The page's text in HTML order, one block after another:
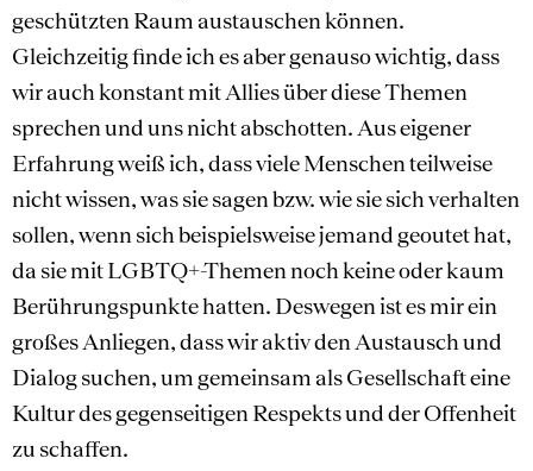
geschützten Raum austauschen können.
Gleichzeitig finde ich es aber genauso wichtig, dass
wir auch konstant mit Allies über diese Themen
sprechen und uns nicht abschotten. Aus eigener
Erfahrung weiß ich, dass viele Menschen teilweise
nicht wissen, was sie sagen bzw. wie sie sich verhalten
sollen, wenn sich beispielsweise jemand geoutet hat,
da sie mit LGBTQ+-Themen noch keine oder kaum
Berührungspunkte hatten. Deswegen ist es mir ein
großes Anliegen, dass wir aktiv den Austausch und
Dialog suchen, um gemeinsam als Gesellschaft eine
Kultur des gegenseitigen Respekts und der Offenheit
zu schaffen.